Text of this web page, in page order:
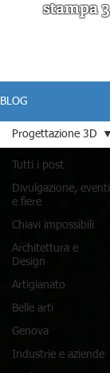
stampa
BLOG
Tutti i post
Divulgazione, eventi
e fiere
Chiavi impossibili
Architettura e
Design
Artigianato
Belle arti
Genova
Industrie e aziende
Progettazione 3D